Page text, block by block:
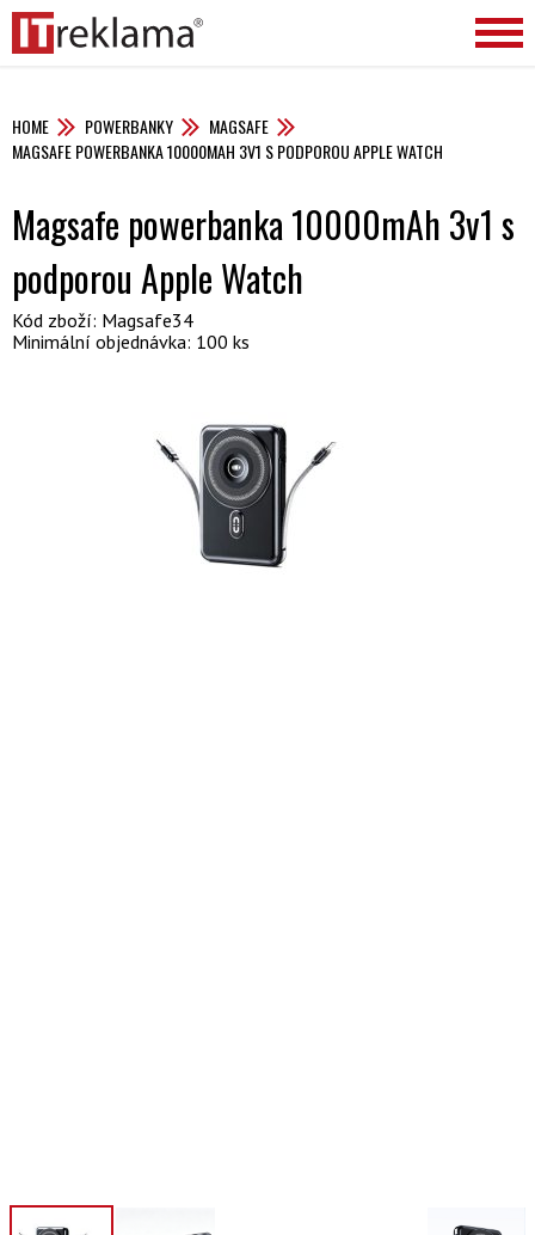
HOME POWERBANKY
MAGSAFE
MAGSAFE POWERBANKA 10000MAH 3V1 S PODPOROU APPLE WATCH
Magsafe powerbanka 10000mAh 3v1 s
podporou Apple Watch
Kód zboží: Magsafe34
Minimální objednávka: 100 ks